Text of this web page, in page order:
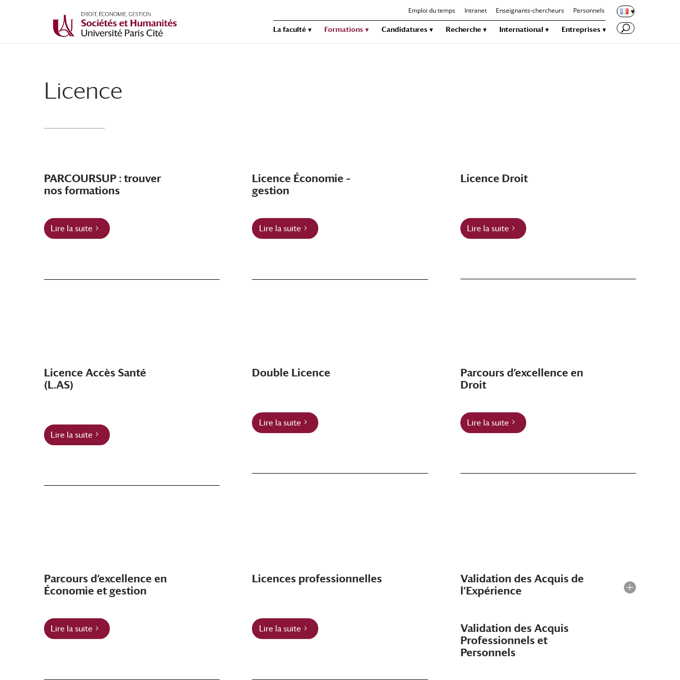
Emploi du temps Intranet Enseignants-chercheurs Personnels
La faculté Formations Candidatures Recherche International Entreprises
Licence
PARCOURSUP : trouver
nos formations
Lire la suite
Licence Économie –
gestion
Lire la suite
Licence Droit
Lire la suite
Licence Accès Santé
(L.AS)
Lire la suite
Double Licence
Lire la suite
Parcours d’excellence en
Droit
Lire la suite
Parcours d’excellence en
Économie et gestion
Lire la suite
Licences professionnelles
Lire la suite
Validation des Acquis de
l’Expérience
Validation des Acquis
Professionnels et
Personnels